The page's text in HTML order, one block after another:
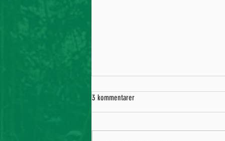
3 kommentarer